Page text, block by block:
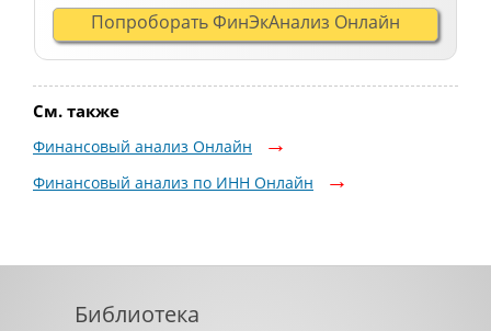
Попроборать ФинЭкАнализ Онлайн
См. также
Финансовый анализ Онлайн
Финансовый анализ по ИНН Онлайн
Библиотека